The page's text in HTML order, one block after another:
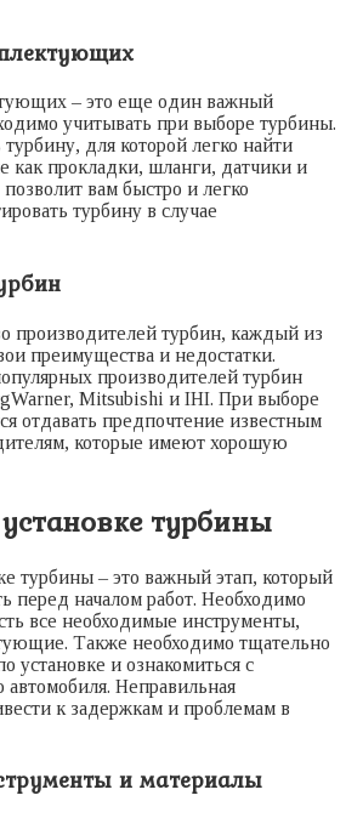
– это еще один важный
учитывать при выборе турбины.
для которой легко найти
как прокладки, шланги, датчики и
вам быстро и легко
турбину в случае
производителей турбин, каждый из
преимущества и недостатки.
производителей турбин
Mitsubishi и IHI. При выборе
отдавать предпочтение известным
которые имеют хорошую
турбины
турбины – это важный этап, который
перед началом работ. Необходимо
все необходимые инструменты,
Также необходимо тщательно
установке и ознакомиться с
автомобиля. Неправильная
к задержкам и проблемам в
и материалы